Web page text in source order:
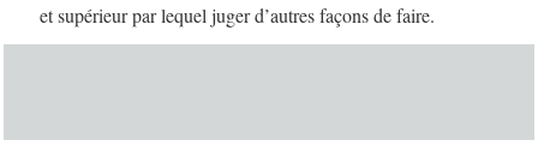
et supérieur par lequel juger d’autres façons de faire.